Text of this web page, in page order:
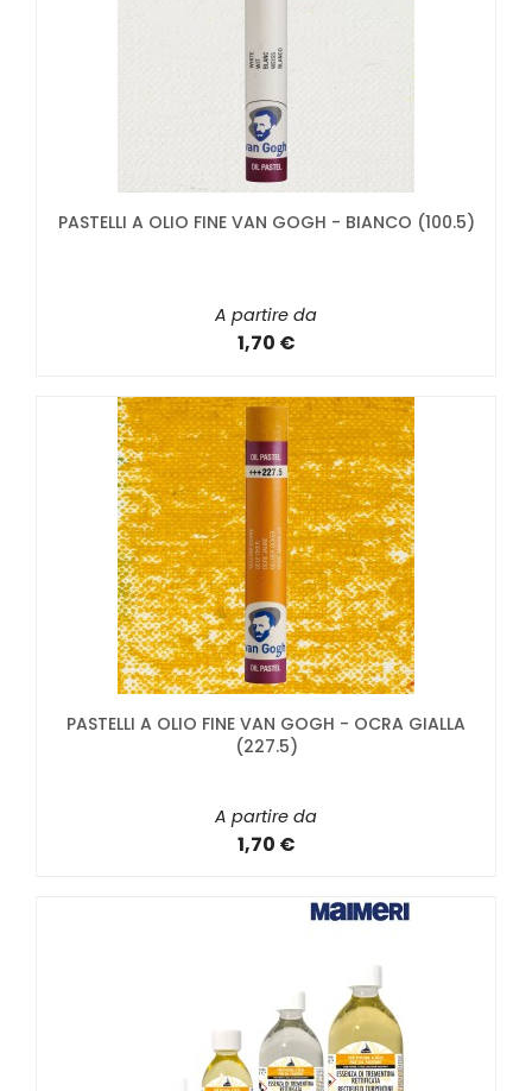
PASTELLI A OLIO FINE VAN GOGH - BIANCO (100.5)
A partire da
1,70 €
PASTELLI A OLIO FINE VAN GOGH - OCRA GIALLA
(227.5)
A partire da
1,70 €